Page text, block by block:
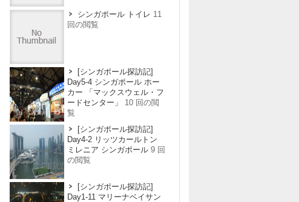
シンガポール トイレ 11
回の閲覧
[シンガポール探訪記]
Day5-4 シンガポール ホー
カー 「マックスウェル・フ
ードセンター」
10 回の閲
覧
[シンガポール探訪記]
Day4-2 リッツカールトン
ミレニア シンガポール 9 回
の閲覧
[シンガポール探訪記]
Day1-11 マリーナベイサン